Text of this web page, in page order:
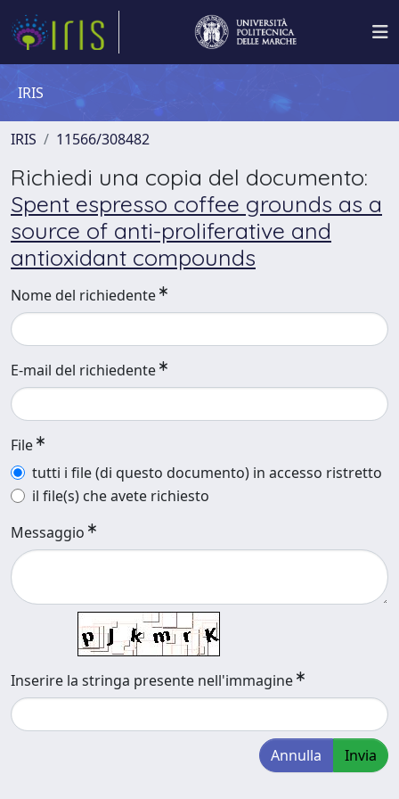
IRIS
IRIS 11566/308482
Richiedi una copia del documento:
Spent espresso coffee grounds as a
source of anti-proliferative and
antioxidant compounds
Nome del richiedente
E-mail del richiedente
File
tutti i file (di questo documento) in accesso ristretto
il file(s) che avete richiesto
Messaggio
Inserire la stringa presente nell'immagine
Annulla Invia